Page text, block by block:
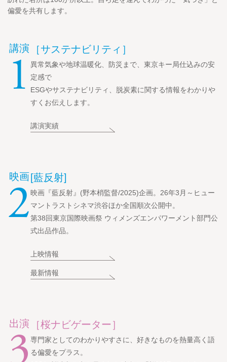
偏愛を共有します。
講演
1
［サステナビリティ］
異常気象や地球温暖化、防災まで、東京キー局仕込みの安
定感で
ESGやサステナビリティ、脱炭素に関する情報をわかりや
すくお伝えします。
講演実績
映画
2
[藍反射]
映画『藍反射』(野本梢監督/2025)企画。26年3月～ヒュー
マントラストシネマ渋谷ほか全国順次公開中。
第38回東京国際映画祭 ウィメンズエンパワーメント部門公
式出品作品。
上映情報
最新情報
出演 ［桜ナビゲーター］
専門家としてのわかりやすさに、好きなものを熱量高く語
る偏愛をプラス。